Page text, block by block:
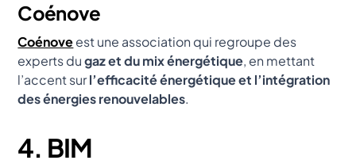
Coénove
Coénoveest une association qui regroupe des
experts dugaz et du mix énergétique, en mettant
l’accent surl’efficacité énergétique et l’intégration
des énergies renouvelables.
4. BIM